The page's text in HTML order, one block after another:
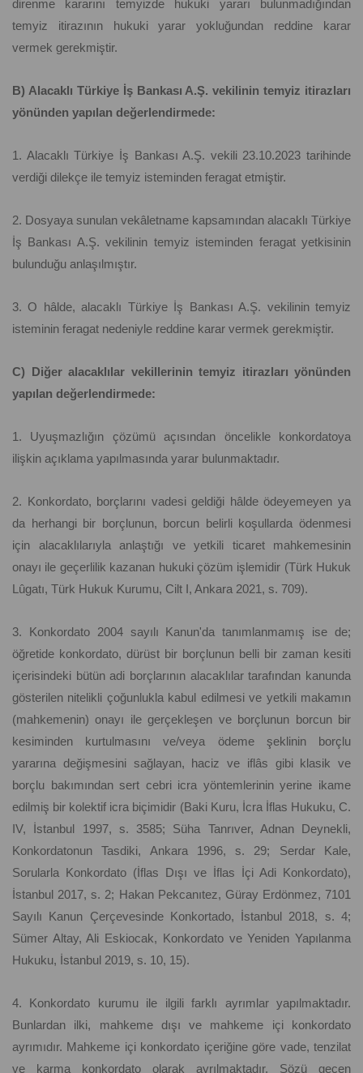
direnme kararını temyizde hukuki yararı bulunmadığından
temyiz itirazının hukuki yarar yokluğundan reddine karar
vermek gerekmiştir.
B) Alacaklı Türkiye İş Bankası A.Ş. vekilinin temyiz itirazları
yönünden yapılan değerlendirmede:
1. Alacaklı Türkiye İş Bankası A.Ş. vekili 23.10.2023 tarihinde
verdiği dilekçe ile temyiz isteminden feragat etmiştir.
2. Dosyaya sunulan vekâletname kapsamından alacaklı Türkiye
İş Bankası A.Ş. vekilinin temyiz isteminden feragat yetkisinin
bulunduğu anlaşılmıştır.
3. O hâlde, alacaklı Türkiye İş Bankası A.Ş. vekilinin temyiz
isteminin feragat nedeniyle reddine karar vermek gerekmiştir.
C) Diğer alacaklılar vekillerinin temyiz itirazları yönünden
yapılan değerlendirmede:
1. Uyuşmazlığın çözümü açısından öncelikle konkordatoya
ilişkin açıklama yapılmasında yarar bulunmaktadır.
2. Konkordato, borçlarını vadesi geldiği hâlde ödeyemeyen ya
da herhangi bir borçlunun, borcun belirli koşullarda ödenmesi
için alacaklılarıyla anlaştığı ve yetkili ticaret mahkemesinin
onayı ile geçerlilik kazanan hukuki çözüm işlemidir (Türk Hukuk
Lûgatı, Türk Hukuk Kurumu, Cilt I, Ankara 2021, s. 709).
3. Konkordato 2004 sayılı Kanun'da tanımlanmamış ise de;
öğretide konkordato, dürüst bir borçlunun belli bir zaman kesiti
içerisindeki bütün adi borçlarının alacaklılar tarafından kanunda
gösterilen nitelikli çoğunlukla kabul edilmesi ve yetkili makamın
(mahkemenin) onayı ile gerçekleşen ve borçlunun borcun bir
kesiminden kurtulmasını ve/veya ödeme şeklinin borçlu
yararına değişmesini sağlayan, haciz ve iflâs gibi klasik ve
borçlu bakımından sert cebri icra yöntemlerinin yerine ikame
edilmiş bir kolektif icra biçimidir (Baki Kuru, İcra İflas Hukuku, C.
IV, İstanbul 1997, s. 3585; Süha Tanrıver, Adnan Deynekli,
Konkordatonun Tasdiki, Ankara 1996, s. 29; Serdar Kale,
Sorularla Konkordato (İflas Dışı ve İflas İçi Adi Konkordato),
İstanbul 2017, s. 2; Hakan Pekcanıtez, Güray Erdönmez, 7101
Sayılı Kanun Çerçevesinde Konkortado, İstanbul 2018, s. 4;
Sümer Altay, Ali Eskiocak, Konkordato ve Yeniden Yapılanma
Hukuku, İstanbul 2019, s. 10, 15).
4. Konkordato kurumu ile ilgili farklı ayrımlar yapılmaktadır.
Bunlardan ilki, mahkeme dışı ve mahkeme içi konkordato
ayrımıdır. Mahkeme içi konkordato içeriğine göre vade, tenzilat
ve karma konkordato olarak ayrılmaktadır. Sözü geçen